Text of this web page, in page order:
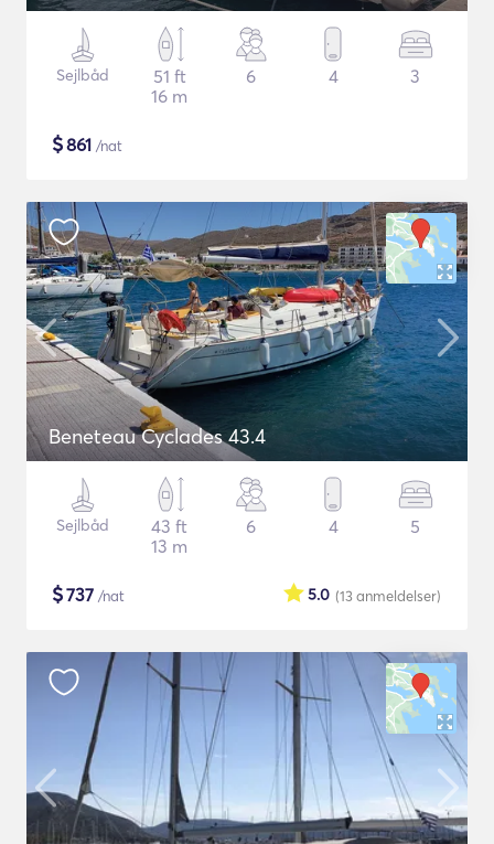
Sejlbåd
51 ft
16 m
6 4 3
$861 /nat
Beneteau Cyclades 43.4
Sejlbåd
43 ft
13 m
6 4 5
$737 /nat (13anmeldelser)
5.0